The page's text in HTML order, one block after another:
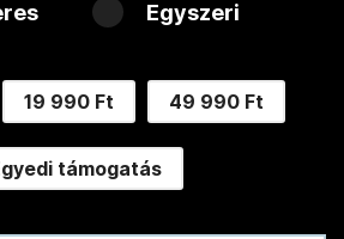
Egyszeri
19 990 Ft 49 990 Ft
támogatás